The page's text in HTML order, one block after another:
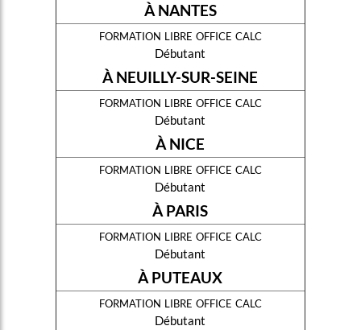
À NANTES
formation libre office calc
Débutant
À NEUILLY-SUR-SEINE
formation libre office calc
Débutant
À NICE
formation libre office calc
Débutant
À PARIS
formation libre office calc
Débutant
À PUTEAUX
formation libre office calc
Débutant